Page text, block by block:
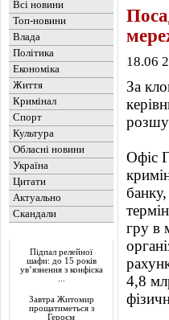
Всі новини
Топ-новини
Влада
Політика
Економіка
Життя
Кримінал
Спорт
Культура
Обласні новини
Україна
Цитати
Актуально
Скандали
Підпал релейної
шафи: до 15 років
ув’язнення з конфіска
Завтра Житомир
прощатиметься з
Героєм
18.06
За
Офіс
гру в
4,8